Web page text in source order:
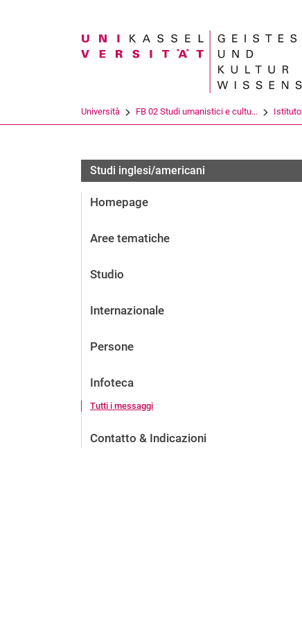
Search term
Università FB 02 Studi umanistici e cultu... Istituto
Studi inglesi/americani
Homepage
Aree tematiche
Studio
Internazionale
Persone
Infoteca
Tutti i messaggi
Contatto & Indicazioni